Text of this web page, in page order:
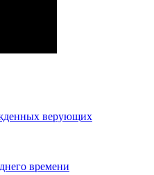
верующих
времени